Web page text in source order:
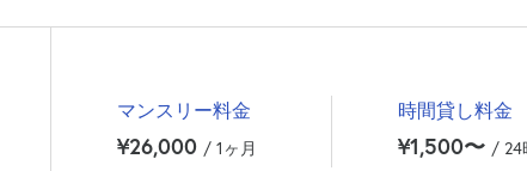
マンスリー料金
¥26,000 / 1ヶ月
時間貸し料金
¥1,500〜 / 24